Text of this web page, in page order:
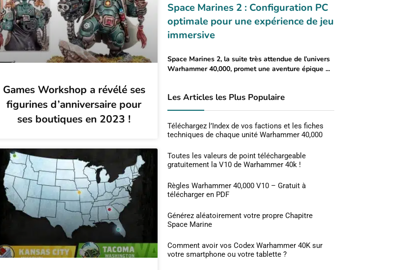
Games Workshop a révélé ses
figurines d’anniversaire pour
ses boutiques en 2023 !
Apocrypha Necromunda – Naviguer
sur la mer de Sump !
Necromunda est en plein désarroi après la tentative
d'assassinat du seigneur Gerontius Helmawr. ...
Space Marines 2 : Configuration PC
optimale pour une expérience de jeu
immersive
Space Marines 2, la suite très attendue de l’univers
Warhammer 40,000, promet une aventure épique ...
Les Articles les Plus Populaire
Téléchargez l’Index de vos factions et les fiches
techniques de chaque unité Warhammer 40,000
Toutes les valeurs de point téléchargeable
gratuitement la V10 de Warhammer 40k !
Règles Warhammer 40,000 V10 – Gratuit à
télécharger en PDF
Générez aléatoirement votre propre Chapitre
Space Marine
Comment avoir vos Codex Warhammer 40K sur
votre smartphone ou votre tablette ?